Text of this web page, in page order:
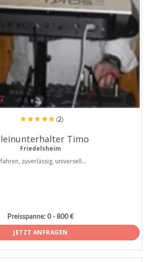
(2)
Timo
Friedelsheim
zuverlässig, universell...
Preisspanne: 0 - 800 €
JETZT ANFRAGEN